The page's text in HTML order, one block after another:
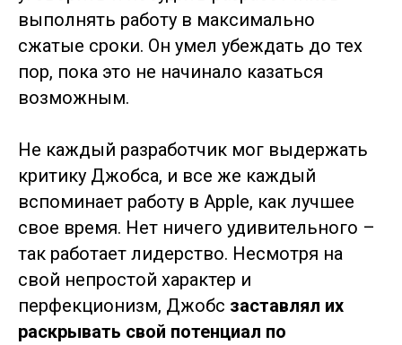
выполнять работу в максимально
сжатые сроки. Он умел убеждать до тех
пор, пока это не начинало казаться
возможным.
Не каждый разработчик мог выдержать
критику Джобса, и все же каждый
вспоминает работу в Apple, как лучшее
свое время. Нет ничего удивительного –
так работает лидерство. Несмотря на
свой непростой характер и
перфекционизм, Джобс заставлял их
раскрывать свой потенциал по